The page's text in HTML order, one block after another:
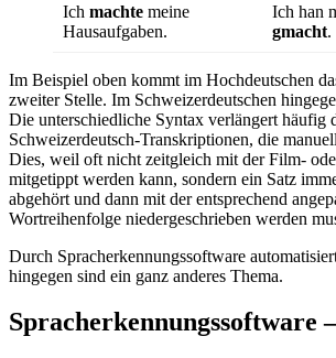
Ich machte meine
Hausaufgaben.
Ich han
gmacht.
Im Beispiel oben kommt im Hochdeutschen
zweiter Stelle. Im Schweizerdeutschen
Die unterschiedliche Syntax verlängert häufig
Schweizerdeutsch-Transkriptionen, die
Dies, weil oft nicht zeitgleich mit der Film-
mitgetippt werden kann, sondern ein Satz
abgehört und dann mit der entsprechend
Wortreihenfolge niedergeschrieben werden
Durch Spracherkennungssoftware
hingegen sind ein ganz anderes Thema.
Spracherkennungssoftware